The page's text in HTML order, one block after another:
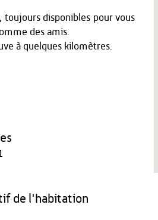
toujours disponibles pour vous
des amis.
à quelques kilomètres.
de l'habitation